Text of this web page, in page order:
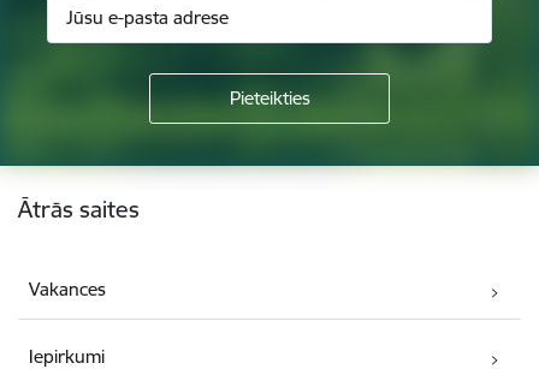
Kājene
Ātrās saites
Vakances
Iepirkumi